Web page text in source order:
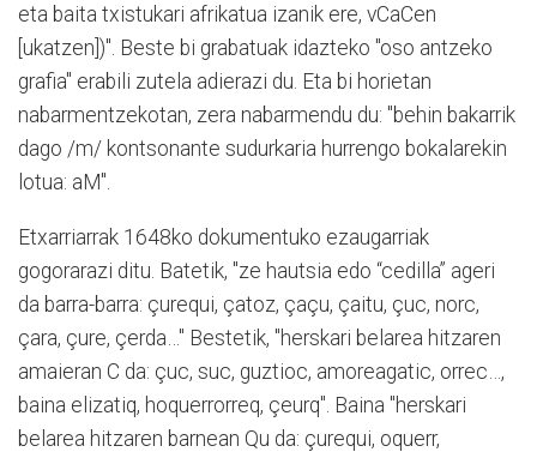
eta baita txistukari afrikatua izanik ere, vCaCen
[ukatzen])". Beste bi grabatuak idazteko "oso antzeko
grafia" erabili zutela adierazi du. Eta bi horietan
nabarmentzekotan, zera nabarmendu du: "behin bakarrik
dago /m/ kontsonante sudurkaria hurrengo bokalarekin
lotua: aM".
Etxarriarrak 1648ko dokumentuko ezaugarriak
gogorarazi ditu. Batetik, "ze hautsia edo “cedilla” ageri
da barra-barra: çurequi, çatoz, çaçu, çaitu, çuc, norc,
çara, çure, çerda…" Bestetik, "herskari belarea hitzaren
amaieran C da: çuc, suc, guztioc, amoreagatic, orrec…,
baina elizatiq, hoquerrorreq, çeurq". Baina "herskari
belarea hitzaren barnean Qu da: çurequi, oquerr,